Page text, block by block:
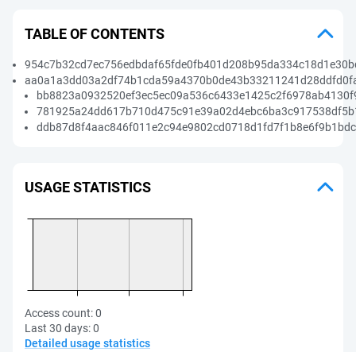
TABLE OF CONTENTS
USAGE STATISTICS
Access count:0
Last 30 days:0
Detailed usage statistics